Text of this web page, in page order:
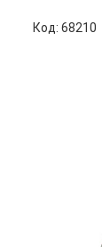
Код: 68210